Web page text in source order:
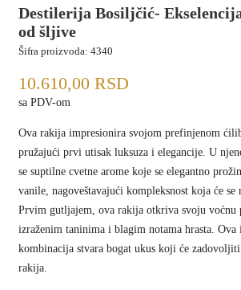
Destilerija Bosiljčić-
od šljive
Šifra proizvoda: 4340
10.610,00RSD
sa PDV-om
Ova rakija impresionira svojom prefinjenom
pružajući prvi utisak luksuza i elegancije. U
se suptilne cvetne arome koje se elegantno
vanile, nagoveštavajući kompleksnost koja će se
Prvim gutljajem, ova rakija otkriva svoju voćnu
izraženim taninima i blagim notama hrasta. Ova
kombinacija stvara bogat ukus koji će
rakija.